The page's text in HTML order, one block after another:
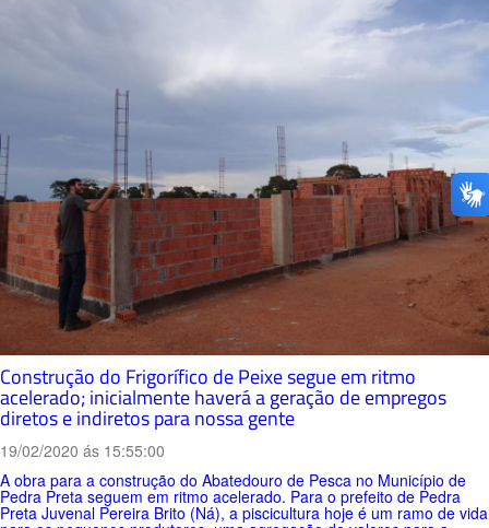
Construção do Frigorífico de Peixe segue em ritmo
acelerado; inicialmente haverá a geração de empregos
diretos e indiretos para nossa gente
19/02/2020 ás 15:55:00
A obra para a construção do Abatedouro de Pesca no Município de
Pedra Preta seguem em ritmo acelerado. Para o prefeito de Pedra
Preta Juvenal Pereira Brito (Ná), a piscicultura hoje é um ramo de vida